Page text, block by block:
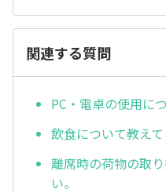
関連する質問
PC・電卓の使用に
飲食について教えて
離席時の荷物の取
い。